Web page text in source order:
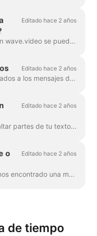
Editado hace 2 años
Cualquier bloque de texto en wave.video se puede dividir en varias líneas con diferente tamaño, color y decoraciones. Para añadir una línea, selecciona tu texto. Si estás ...
Editado hace 2 años
Puedes añadir efectos animados a los mensajes de texto de tu vídeo para hacerlos más atractivos y llamativos. Una vez que hayas añadido texto a tu vídeo, ...
Editado hace 2 años
En Wave.video, puedes resaltar partes de tu texto para que destaquen del resto del mensaje. Para resaltar una parte del texto, selecciona la...
o
Editado hace 2 años
Correcto. Sin embargo. Hemos encontrado una manera de evitar esto, gracias a un usuario creativo y nuestro equipo de soporte. Todo lo que necesitas hacer es crear un archivo vectorial/ima...
de tiempo